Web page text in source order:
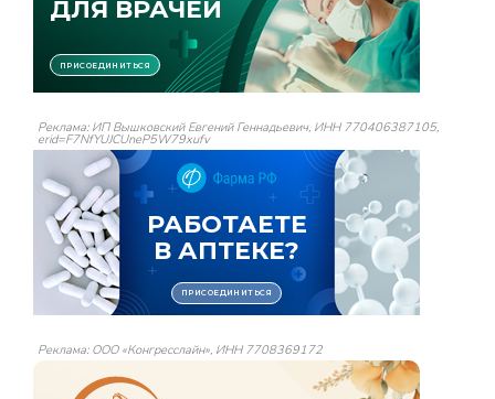
Реклама: ИП Вышковский Евгений Геннадьевич, ИНН 770406387105,
erid=F7NfYUJCUneP5W79xufv
Реклама: ООО «Конгресслайн», ИНН 7708369172